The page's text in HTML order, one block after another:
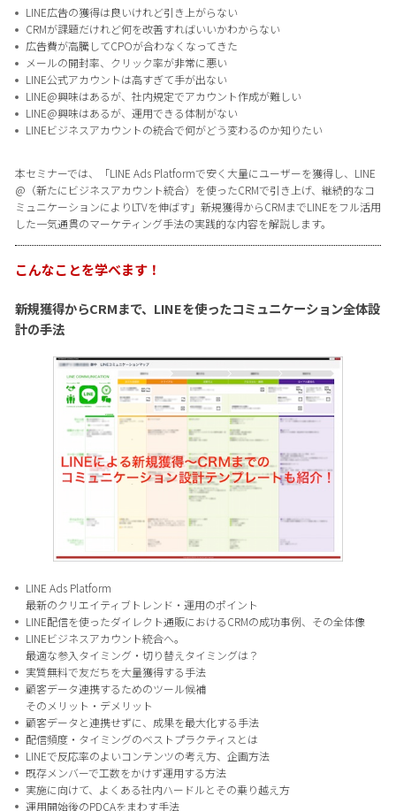
LINE広告の獲得は良いけれど引き上がらない
CRMが課題だけれど何を改善すればいいかわからない
広告費が高騰してCPOが合わなくなってきた
メールの開封率、クリック率が非常に悪い
LINE公式アカウントは高すぎて手が出ない
LINE@興味はあるが、社内規定でアカウント作成が難しい
LINE@興味はあるが、運用できる体制がない
LINEビジネスアカウントの統合で何がどう変わるのか知りたい
本セミナーでは、「LINE Ads Platformで安く大量にユーザーを獲得し、LINE
@（新たにビジネスアカウント統合）を使ったCRMで引き上げ、継続的なコ
ミュニケーションによりLTVを伸ばす」新規獲得からCRMまでLINEをフル活用
した一気通貫のマーケティング手法の実践的な内容を解説します。
こんなことを学べます！
新規獲得からCRMまで、LINEを使ったコミュニケーション全体設
計の手法
LINE Ads Platform
最新のクリエイティブトレンド・運用のポイント
LINE配信を使ったダイレクト通販におけるCRMの成功事例、その全体像
LINEビジネスアカウント統合へ。
最適な参入タイミング・切り替えタイミングは？
実質無料で友だちを大量獲得する手法
顧客データ連携するためのツール候補
そのメリット・デメリット
顧客データと連携せずに、成果を最大化する手法
配信頻度・タイミングのベストプラクティスとは
LINEで反応率のよいコンテンツの考え方、企画方法
既存メンバーで工数をかけず運用する方法
実施に向けて、よくある社内ハードルとその乗り越え方
運用開始後のPDCAをまわす手法